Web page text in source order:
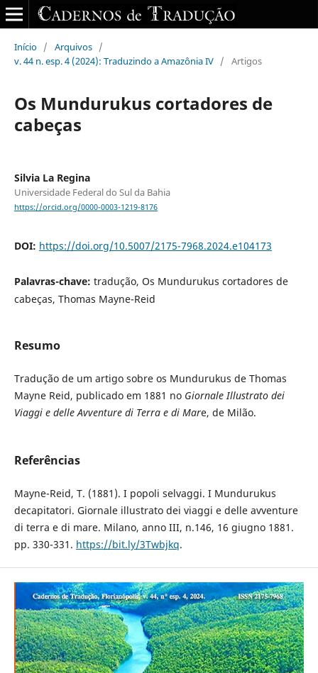
Início / Arquivos /
v. 44 n. esp. 4 (2024): Traduzindo a Amazônia IV / Artigos
Os Mundurukus cortadores de
cabeças
Silvia La Regina
Universidade Federal do Sul da Bahia
https://orcid.org/0000-0003-1219-8176
DOI: https://doi.org/10.5007/2175-7968.2024.e104173
Palavras-chave: tradução, Os Mundurukus cortadores de
cabeças, Thomas Mayne-Reid
Resumo
Tradução de um artigo sobre os Mundurukus de Thomas
Mayne Reid, publicado em 1881 no Giornale Illustrato dei
Viaggi e delle Avventure di Terra e di Mare, de Milão.
Referências
Mayne-Reid, T. (1881). I popoli selvaggi. I Mundurukus
decapitatori. Giornale illustrato dei viaggi e delle avventure
di terra e di mare. Milano, anno III, n.146, 16 giugno 1881.
pp. 330-331. https://bit.ly/3Twbjkq.